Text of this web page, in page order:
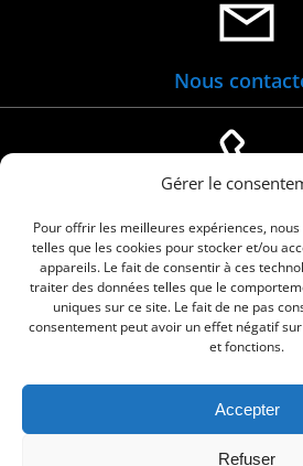
Gérer le
Pour offrir les meilleures expériences,
telles que les cookies pour stocker et/ou
appareils. Le fait de consentir à ces
traiter des données telles que le
uniques sur ce site. Le fait de ne pas
consentement peut avoir un effet négatif
et fonctions.
Accepter
Refuser
Nous
04 66 88 01 05
© 2026 Commune de Le